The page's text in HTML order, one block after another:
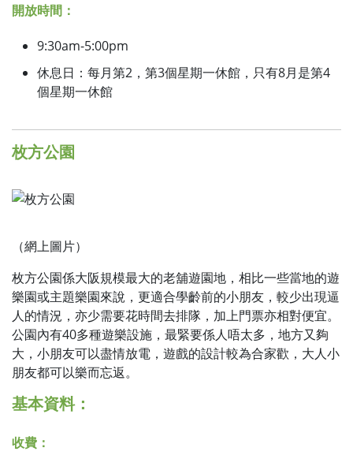
開放時間：
9:30am-5:00pm
休息日：每月第2，第3個星期一休館，只有8月是第4
個星期一休館
枚方公園
（網上圖片）
枚方公園係大阪規模最大的老舖遊園地，相比一些當地的遊
樂園或主題樂園來說，更適合學齡前的小朋友，較少出現逼
人的情況，亦少需要花時間去排隊，加上門票亦相對便宜。
公園內有40多種遊樂設施，最緊要係人唔太多，地方又夠
大，小朋友可以盡情放電，遊戲的設計較為合家歡，大人小
朋友都可以樂而忘返。
基本資料：
收費：